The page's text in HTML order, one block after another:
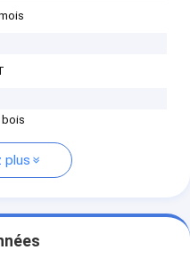
bois
plus